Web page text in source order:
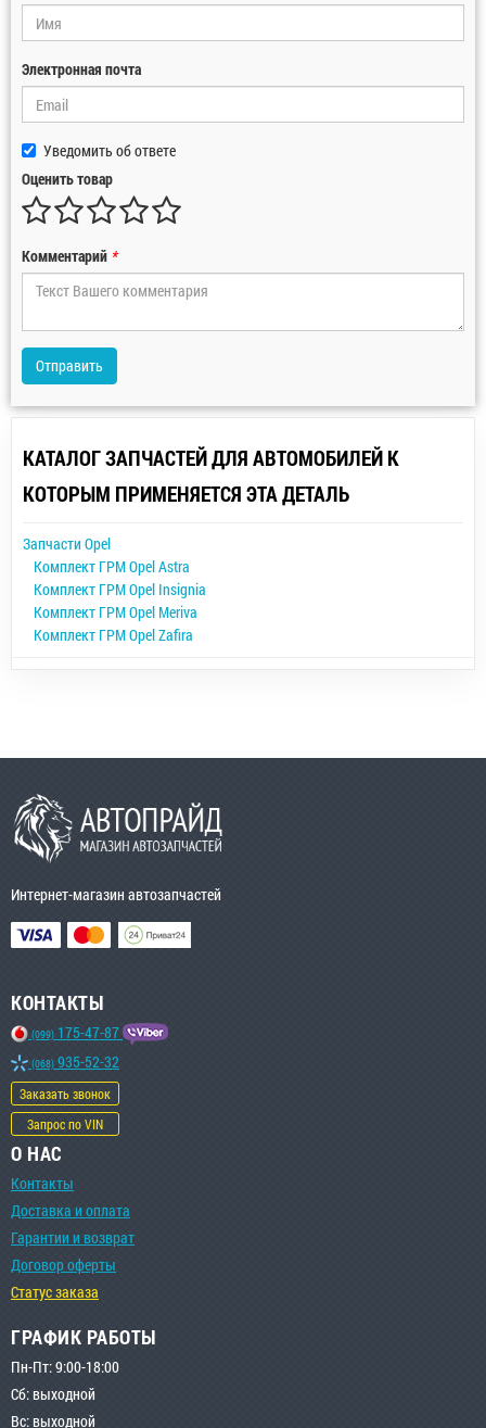
Электронная почта
Уведомить об ответе
Оценить товар
Комментарий *
Отправить
КАТАЛОГ ЗАПЧАСТЕЙ ДЛЯ АВТОМОБИЛЕЙ К
КОТОРЫМ ПРИМЕНЯЕТСЯ ЭТА ДЕТАЛЬ
Запчасти Opel
Комплект ГРМ Opel Astra
Комплект ГРМ Opel Insignia
Комплект ГРМ Opel Meriva
Комплект ГРМ Opel Zafira
Интернет-магазин автозапчастей
КОНТАКТЫ
(099) 175-47-87
(068) 935-52-32
Заказать звонок
Запрос по VIN
О НАС
Контакты
Доставка и оплата
Гарантии и возврат
Договор оферты
Статус заказа
ГРАФИК РАБОТЫ
Пн-Пт: 9:00-18:00
Сб: выходной
Вс: выходной